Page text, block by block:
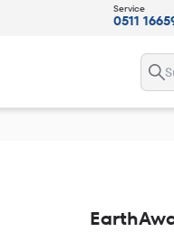
Service
0511